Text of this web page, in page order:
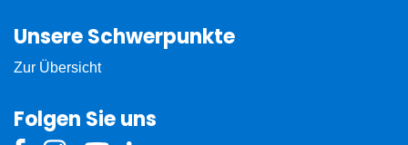
Unsere Schwerpunkte
Zur Übersicht
Folgen Sie uns